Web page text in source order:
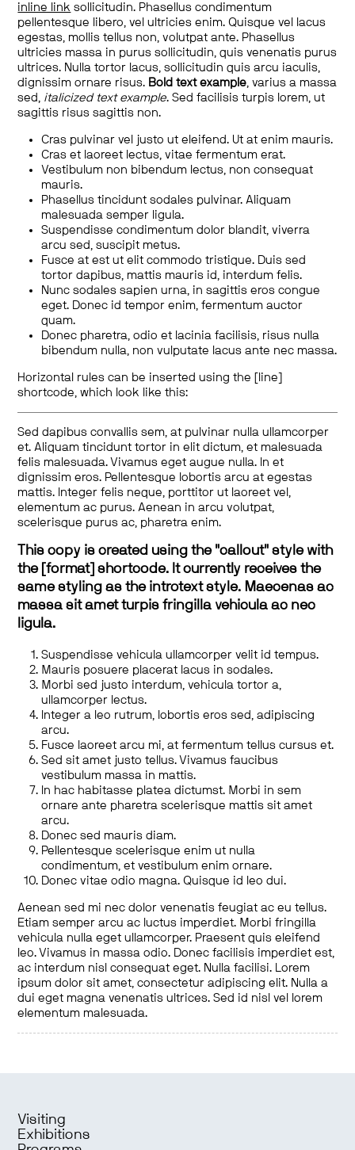
inline link sollicitudin. Phasellus condimentum
pellentesque libero, vel ultricies enim. Quisque vel lacus
egestas, mollis tellus non, volutpat ante. Phasellus
ultricies massa in purus sollicitudin, quis venenatis purus
ultrices. Nulla tortor lacus, sollicitudin quis arcu iaculis,
dignissim ornare risus. Bold text example, varius a massa
sed, italicized text example. Sed facilisis turpis lorem, ut
sagittis risus sagittis non.
Cras pulvinar vel justo ut eleifend. Ut at enim mauris.
Cras et laoreet lectus, vitae fermentum erat.
Vestibulum non bibendum lectus, non consequat
mauris.
Phasellus tincidunt sodales pulvinar. Aliquam
malesuada semper ligula.
Suspendisse condimentum dolor blandit, viverra
arcu sed, suscipit metus.
Fusce at est ut elit commodo tristique. Duis sed
tortor dapibus, mattis mauris id, interdum felis.
Nunc sodales sapien urna, in sagittis eros congue
eget. Donec id tempor enim, fermentum auctor
quam.
Donec pharetra, odio et lacinia facilisis, risus nulla
bibendum nulla, non vulputate lacus ante nec massa.
Horizontal rules can be inserted using the [line]
shortcode, which look like this:
Sed dapibus convallis sem, at pulvinar nulla ullamcorper
et. Aliquam tincidunt tortor in elit dictum, et malesuada
felis malesuada. Vivamus eget augue nulla. In et
dignissim eros. Pellentesque lobortis arcu at egestas
mattis. Integer felis neque, porttitor ut laoreet vel,
elementum ac purus. Aenean in arcu volutpat,
scelerisque purus ac, pharetra enim.
This copy is created using the "callout" style with
the [format] shortcode. It currently receives the
same styling as the introtext style. Maecenas ac
massa sit amet turpis fringilla vehicula ac nec
ligula.
Suspendisse vehicula ullamcorper velit id tempus.
Mauris posuere placerat lacus in sodales.
Morbi sed justo interdum, vehicula tortor a,
ullamcorper lectus.
Integer a leo rutrum, lobortis eros sed, adipiscing
arcu.
Fusce laoreet arcu mi, at fermentum tellus cursus et.
Sed sit amet justo tellus. Vivamus faucibus
vestibulum massa in mattis.
In hac habitasse platea dictumst. Morbi in sem
ornare ante pharetra scelerisque mattis sit amet
arcu.
Donec sed mauris diam.
Pellentesque scelerisque enim ut nulla
condimentum, et vestibulum enim ornare.
Donec vitae odio magna. Quisque id leo dui.
Aenean sed mi nec dolor venenatis feugiat ac eu tellus.
Etiam semper arcu ac luctus imperdiet. Morbi fringilla
vehicula nulla eget ullamcorper. Praesent quis eleifend
leo. Vivamus in massa odio. Donec facilisis imperdiet est,
ac interdum nisl consequat eget. Nulla facilisi. Lorem
ipsum dolor sit amet, consectetur adipiscing elit. Nulla a
dui eget magna venenatis ultrices. Sed id nisl vel lorem
elementum malesuada.
Visiting
Exhibitions